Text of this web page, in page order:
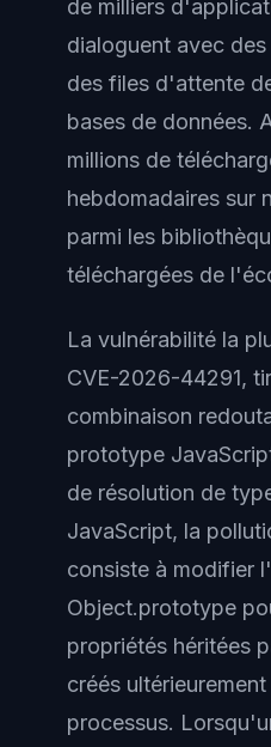
de milliers
dialoguent avec
des files d'attente
bases de données.
millions de
hebdomadaires sur
parmi les
téléchargées de
La vulnérabilité la
CVE-2026-44291,
combinaison
prototype
de résolution de
JavaScript, la
consiste à modifier
Object.prototype
propriétés héritées
créés
processus.